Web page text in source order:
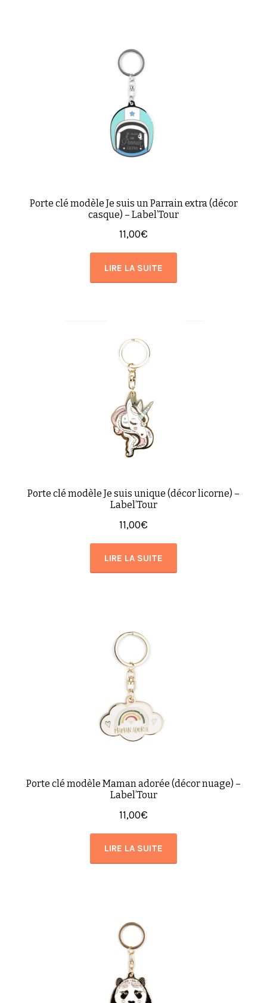
Porte clé modèle Je suis un Parrain extra (décor
casque) – Label’Tour
11,00€
LIRE LA SUITE
Porte clé modèle Je suis unique (décor licorne) –
Label’Tour
11,00€
LIRE LA SUITE
Porte clé modèle Maman adorée (décor nuage) –
Label’Tour
11,00€
LIRE LA SUITE